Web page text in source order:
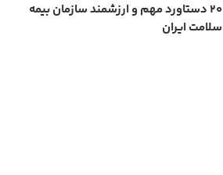
۲۰ دستاورد مهم و ارزشمند سازمان بیمه
سلامت ایران